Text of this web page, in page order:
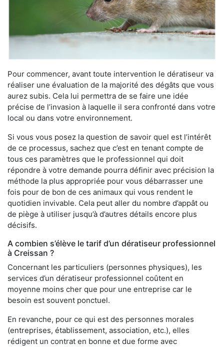
Pour commencer, avant toute intervention le dératiseur va
réaliser une évaluation de la majorité des dégâts que vous
aurez subis. Cela lui permettra de se faire une idée
précise de l’invasion à laquelle il sera confronté dans votre
local ou dans votre environnement.
Si vous vous posez la question de savoir quel est l’intérêt
de ce processus, sachez que c’est en tenant compte de
tous ces paramètres que le professionnel qui doit
répondre à votre demande pourra définir avec précision la
méthode la plus appropriée pour vous débarrasser une
fois pour de bon de ces animaux qui vous rendent le
quotidien invivable. Cela peut aller du nombre d’appât ou
de piège à utiliser jusqu’à d’autres détails encore plus
décisifs.
A combien s’élève le tarif d’un dératiseur professionnel
à Creissan ?
Concernant les particuliers (personnes physiques), les
services d’un dératiseur professionnel coûtent en
moyenne moins cher que pour une entreprise car le
besoin est souvent ponctuel.
En revanche, pour ce qui est des personnes morales
(entreprises, établissement, association, etc.), elles
rédigent un contrat en bonne et due forme avec